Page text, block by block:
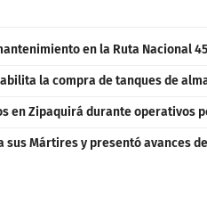
en la Ruta Nacional
la compra de tanques de
en Zipaquirá durante operativos
sus Mártires y presentó avances